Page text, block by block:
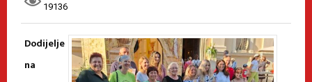
19136
Dodijelje
na